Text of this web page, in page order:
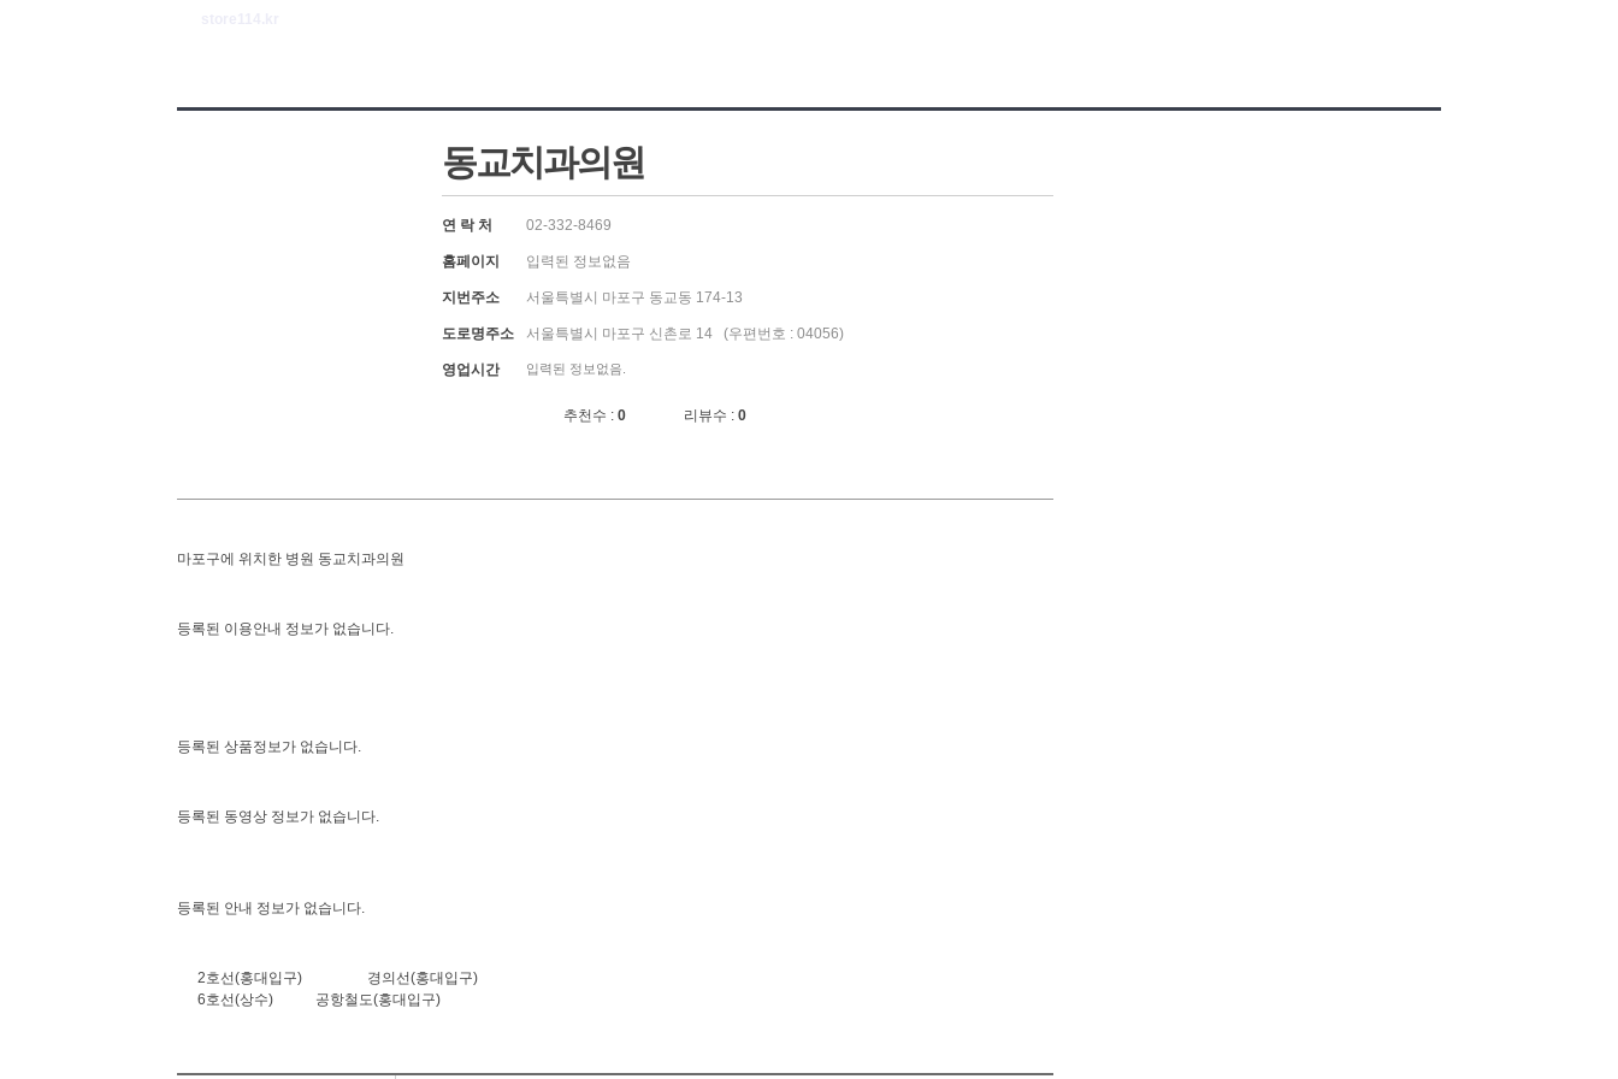
동교치과의원
연 락 처 02-332-8469
홈페이지 입력된 정보없음
지번주소 서울특별시 마포구 동교동 174-13
도로명주소 서울특별시 마포구 신촌로 14 (우편번호 : 04056)
영업시간 입력된 정보없음.
추천수 : 0 리뷰수 : 0
마포구에 위치한 병원 동교치과의원
등록된 이용안내 정보가 없습니다.
등록된 상품정보가 없습니다.
등록된 동영상 정보가 없습니다.
등록된 안내 정보가 없습니다.
2호선(홍대입구)
경의선(홍대입구)
6호선(상수)
공항철도(홍대입구)